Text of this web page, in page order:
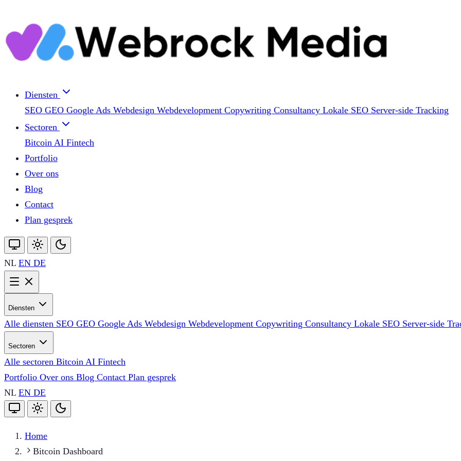
Diensten
SEO GEO Google Ads Webdesign Webdevelopment Copywriting Consultancy Lokale SEO Server-side Tracking
Sectoren
Bitcoin AI Fintech
Portfolio
Over ons
Blog
Contact
Plan gesprek
NL EN DE
Diensten
Alle diensten SEO GEO Google Ads Webdesign Webdevelopment Copywriting Consultancy Lokale SEO Server-side
Sectoren
Alle sectoren Bitcoin AI Fintech
Portfolio Over ons Blog Contact Plan gesprek
NL EN DE
Home
Bitcoin Dashboard